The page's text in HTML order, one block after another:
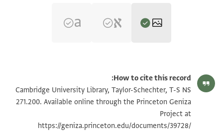
T-S NS 271.200 1v
بيان أذونات الصورة
How to cite this record:
Cambridge University Library, Taylor-Schechter, T-S NS
271.200. Available online through the Princeton Geniza
Project at
https://geniza.princeton.edu/documents/39728/